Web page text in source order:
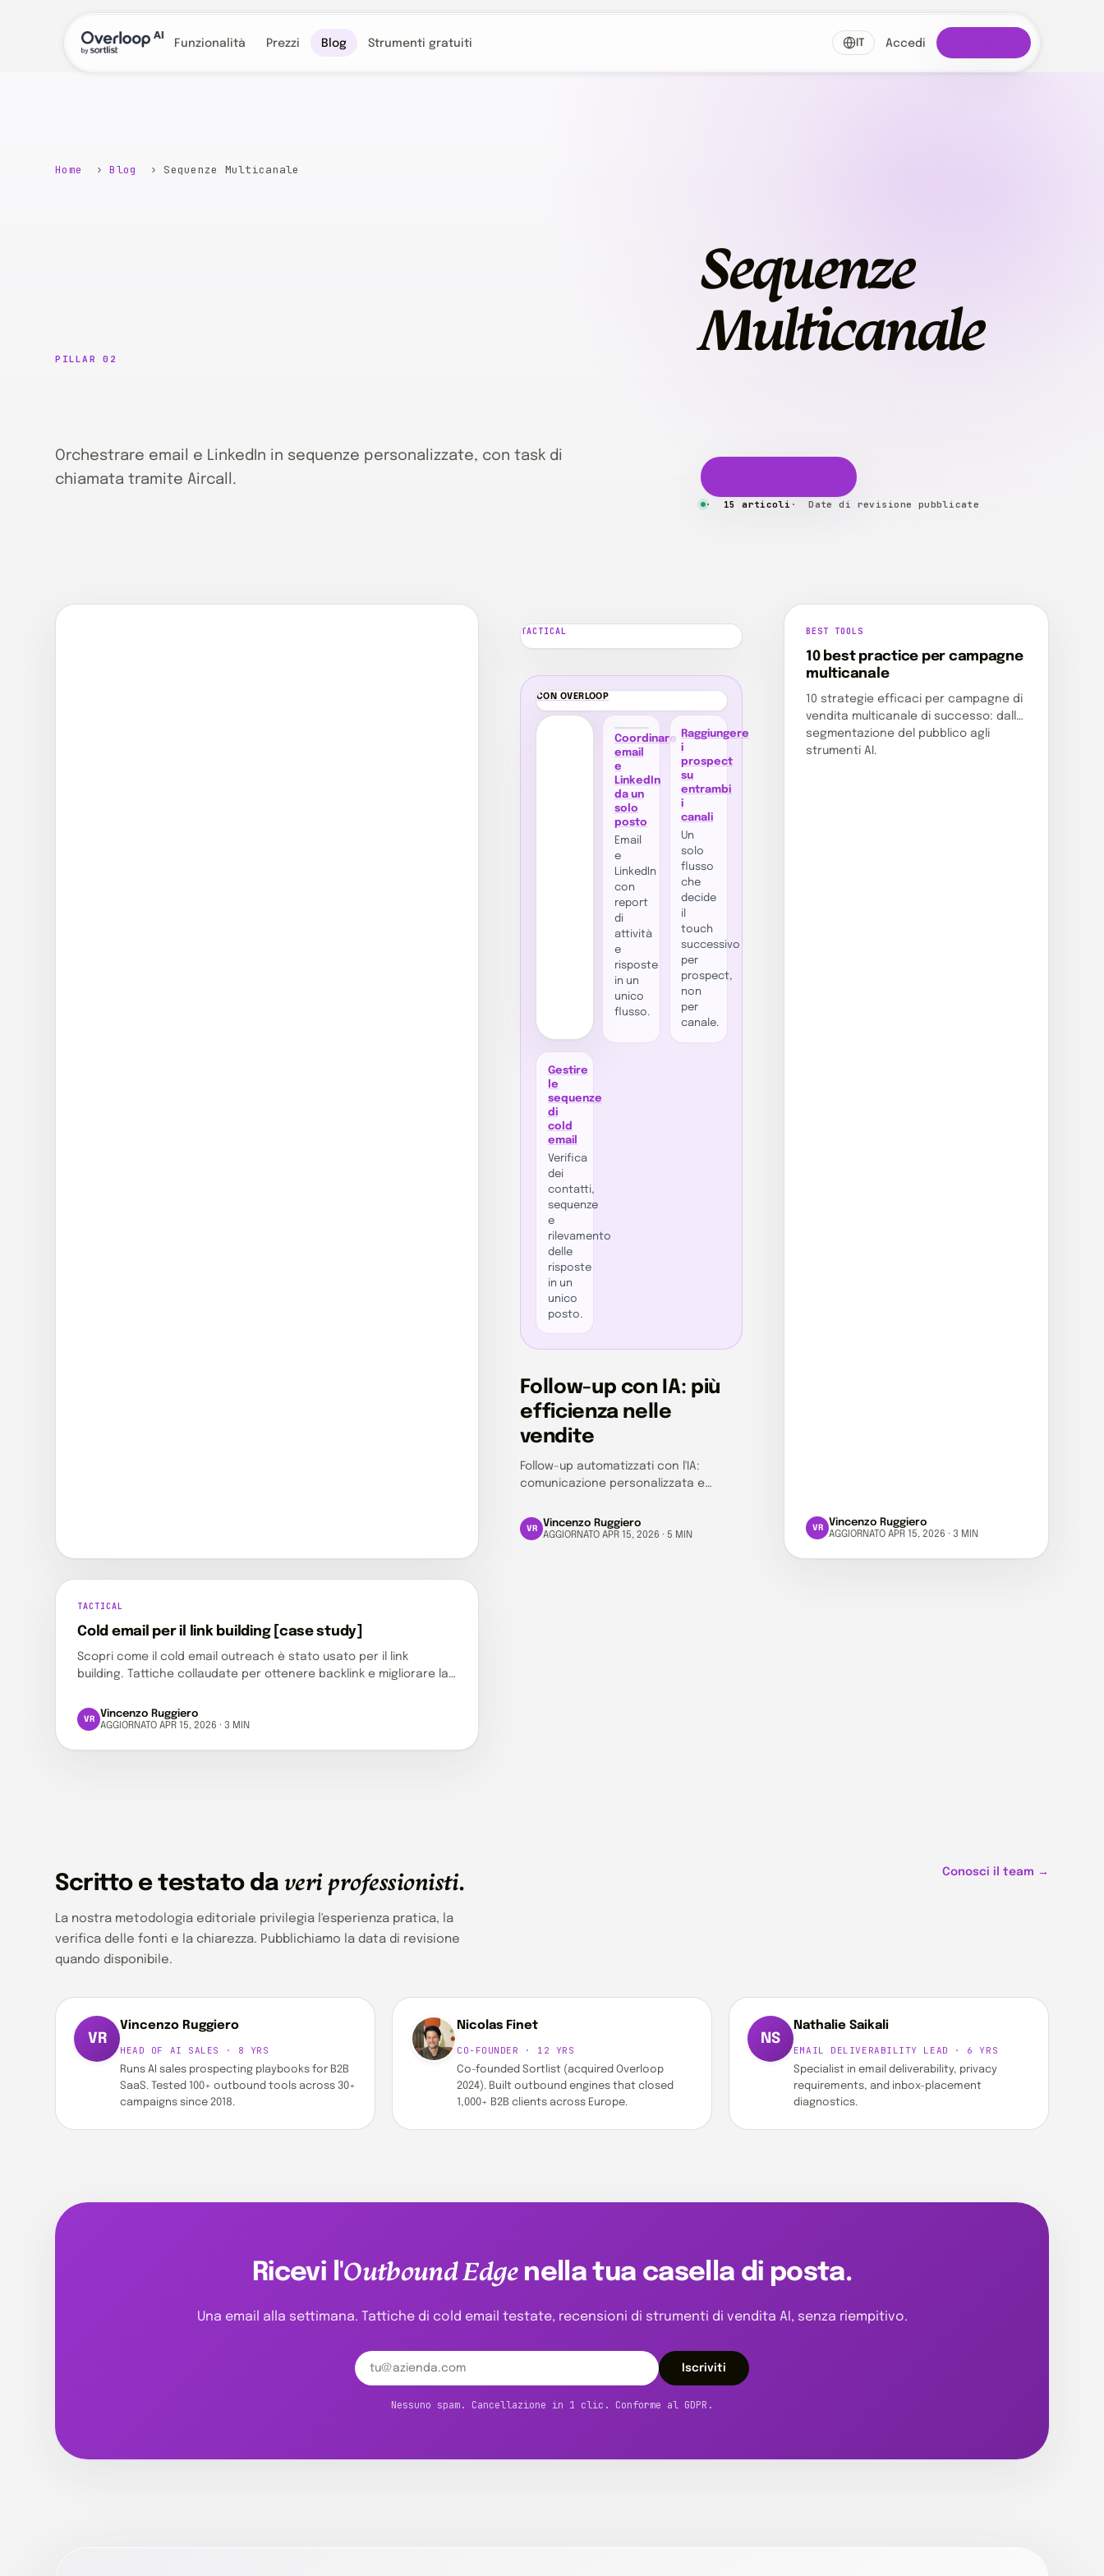
Funzionalità Prezzi Blog Strumenti gratuiti IT Accedi
Home ›Blog › Sequenze Multicanale
PILLAR 02
Sequenze
Multicanale
Orchestrare email e LinkedIn in sequenze personalizzate, con task di
chiamata tramite Aircall.
15 articoli Date di revisione pubblicate
TACTICAL
CON OVERLOOP
Coordinare
email
e
LinkedIn
da un
solo
posto
Email
e
LinkedIn
con
report
di
attività
e
risposte
in un
unico
flusso.
Raggiungere
i
prospect
su
entrambi
i
canali
Un
solo
flusso
che
decide
il
touch
successivo
per
prospect,
non
per
canale.
Gestire
le
sequenze
di
cold
email
Verifica
dei
contatti,
sequenze
e
rilevamento
delle
risposte
in un
unico
posto.
Follow-up con IA: più
efficienza nelle
vendite
Follow-up automatizzati con l'IA:
comunicazione personalizzata e
nessuna opportunità di vendita.
VR Vincenzo Ruggiero
AGGIORNATO APR 15, 2026 · 5 MIN
BEST TOOLS
10 best practice per
campagne multicanale
BEST TOOLS
10 best practice per campagne
multicanale
10 strategie efficaci per campagne di
vendita multicanale di successo: dalla
segmentazione del pubblico agli
strumenti AI.
VR Vincenzo Ruggiero
AGGIORNATO APR 15, 2026 · 3 MIN
TACTICAL
Cold email per il link building [case
study]
TACTICAL
Cold email per il link building [case study]
Scopri come il cold email outreach è stato usato per il link
building. Tattiche collaudate per ottenere backlink e migliorare la
VR Vincenzo Ruggiero
AGGIORNATO APR 15, 2026 · 3 MIN
Scritto e testato da veri professionisti.
La nostra metodologia editoriale privilegia l'esperienza pratica, la
verifica delle fonti e la chiarezza. Pubblichiamo la data di revisione
quando disponibile.
Conosci il team →
VR
Vincenzo Ruggiero
HEAD OF AI SALES · 8 YRS
Runs AI sales prospecting playbooks for B2B
SaaS. Tested 100+ outbound tools across 30+
campaigns since 2018.
Nicolas Finet
CO-FOUNDER · 12 YRS
Co-founded Sortlist (acquired Overloop
2024). Built outbound engines that closed
1,000+ B2B clients across Europe.
NS
Nathalie Saikali
EMAIL DELIVERABILITY LEAD · 6 YRS
Specialist in email deliverability, privacy
requirements, and inbox-placement
diagnostics.
Ricevi l'Outbound Edgenella tua casella di posta.
Una email alla settimana. Tattiche di cold email testate, recensioni di strumenti di vendita AI, senza riempitivo.
Iscriviti
Nessuno spam. Cancellazione in 1 clic. Conforme al GDPR.